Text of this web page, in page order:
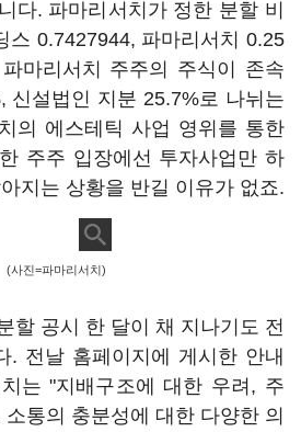
다. 파마리서치가 정한 분할 비
스 0.7427944, 파마리서치 0.25
마리서치 주주의 주식이 존속
신설법인 지분 25.7%로 나뉘는
의 에스테틱 사업 영위를 통한
주주 입장에선 투자사업만 하
지는 상황을 반길 이유가 없죠.
(사진=파마리서치)
할 공시 한 달이 채 지나기도 전
. 전날 홈페이지에 게시한 안내
는 "지배구조에 대한 우려, 주
통의 충분성에 대한 다양한 의